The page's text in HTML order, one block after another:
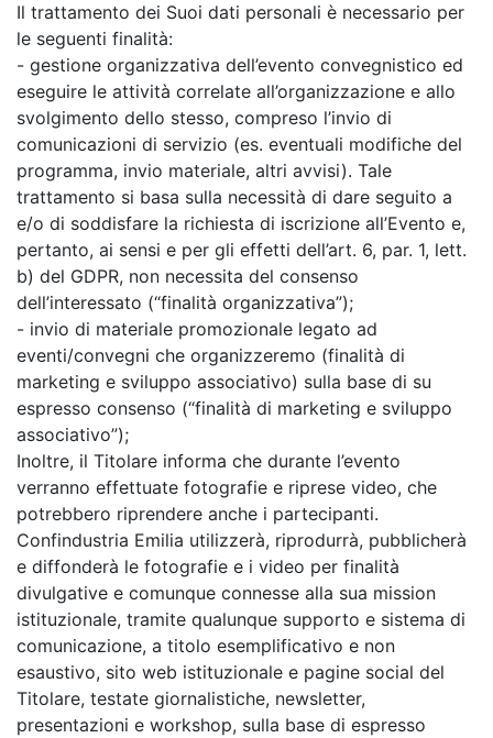
Il trattamento dei Suoi dati personali è necessario per
le seguenti finalità:
- gestione organizzativa dell’evento convegnistico ed
eseguire le attività correlate all’organizzazione e allo
svolgimento dello stesso, compreso l’invio di
comunicazioni di servizio (es. eventuali modifiche del
programma, invio materiale, altri avvisi). Tale
trattamento si basa sulla necessità di dare seguito a
e/o di soddisfare la richiesta di iscrizione all’Evento e,
pertanto, ai sensi e per gli effetti dell’art. 6, par. 1, lett.
b) del GDPR, non necessita del consenso
dell’interessato (“finalità organizzativa”);
- invio di materiale promozionale legato ad
eventi/convegni che organizzeremo (finalità di
marketing e sviluppo associativo) sulla base di su
espresso consenso (“finalità di marketing e sviluppo
associativo”);
Inoltre, il Titolare informa che durante l’evento
verranno effettuate fotografie e riprese video, che
potrebbero riprendere anche i partecipanti.
Confindustria Emilia utilizzerà, riprodurrà, pubblicherà
e diffonderà le fotografie e i video per finalità
divulgative e comunque connesse alla sua mission
istituzionale, tramite qualunque supporto e sistema di
comunicazione, a titolo esemplificativo e non
esaustivo, sito web istituzionale e pagine social del
Titolare, testate giornalistiche, newsletter,
presentazioni e workshop, sulla base di espresso